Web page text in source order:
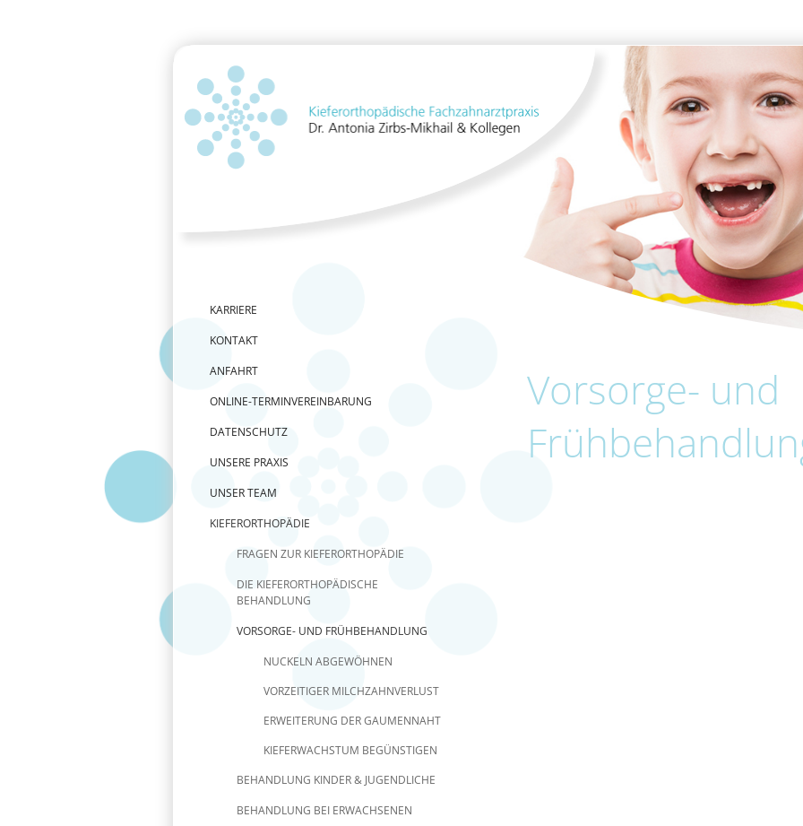
KARRIERE
KONTAKT
ANFAHRT
ONLINE-TERMINVEREINBARUNG
DATENSCHUTZ
UNSERE PRAXIS
UNSER TEAM
KIEFERORTHOPÄDIE
FRAGEN ZUR KIEFERORTHOPÄDIE
DIE KIEFERORTHOPÄDISCHE
BEHANDLUNG
VORSORGE- UND FRÜHBEHANDLUNG
NUCKELN ABGEWÖHNEN
VORZEITIGER MILCHZAHNVERLUST
ERWEITERUNG DER GAUMENNAHT
KIEFERWACHSTUM BEGÜNSTIGEN
BEHANDLUNG KINDER & JUGENDLICHE
BEHANDLUNG BEI ERWACHSENEN
Vorsorge- und